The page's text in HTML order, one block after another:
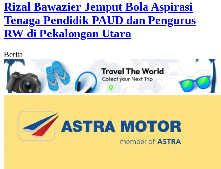
Rizal Bawazier Jemput Bola Aspirasi
Tenaga Pendidik PAUD dan Pengurus
RW di Pekalongan Utara
Berita